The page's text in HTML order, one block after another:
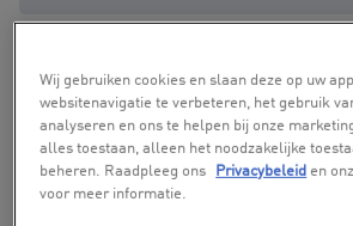
Wij gebruiken cookies en slaan deze op uw
websitenavigatie te verbeteren, het gebruik
analyseren en ons te helpen bij onze
alles toestaan, alleen het noodzakelijke
beheren. Raadpleeg ons
Privacybeleid en
voor meer informatie.